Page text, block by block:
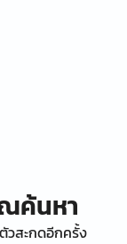
ค้นหา
วสะกดอีกครั้ง